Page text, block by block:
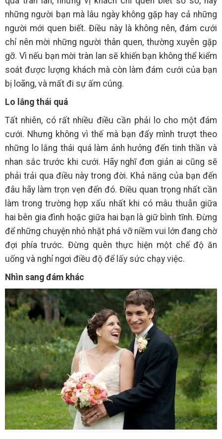
những người bạn mà lâu ngày không gặp hay cả những
người mới quen biết. Điều này là không nên, đám cưới
chỉ nên mời những người thân quen, thường xuyên gặp
gỡ. Vì nếu bạn mời tràn lan sẽ khiến bạn không thể kiểm
soát được lượng khách mà còn làm đám cưới của bạn
bị loãng, và mất đi sự ấm cúng.
Lo lắng thái quá
Tất nhiên, có rất nhiều điều cần phải lo cho một đám
cưới. Nhưng không vì thế mà bạn đẩy mình trượt theo
những lo lắng thái quá làm ảnh hưởng đến tinh thần và
nhan sắc trước khi cưới. Hãy nghĩ đơn giản ai cũng sẽ
phải trải qua điều này trong đời. Khả năng của bạn đến
đâu hãy làm trọn vẹn đến đó. Điều quan trọng nhất cần
làm trong trường hợp xấu nhất khi có mâu thuẫn giữa
hai bên gia đình hoặc giữa hai bạn là giữ bình tĩnh. Đừng
để những chuyện nhỏ nhặt phá vỡ niềm vui lớn đang chờ
đợi phía trước. Đừng quên thực hiện một chế độ ăn
uống và nghỉ ngơi điều độ để lấy sức chạy việc.
Nhìn sang đám khác